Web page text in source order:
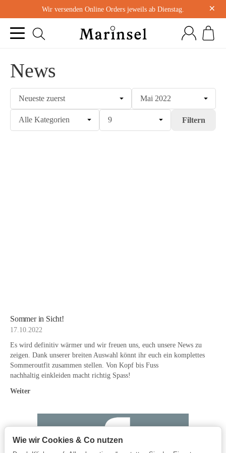
Wir versenden Online Orders jeweils ab Dienstag. ×
News
Filtern
Sommer in Sicht!
17.10.2022
Es wird definitiv wärmer und wir freuen uns, euch unsere News zu
zeigen. Dank unserer breiten Auswahl könnt ihr euch ein komplettes
Sommeroutfit zusammen stellen. Von Kopf bis Fuss
nachhaltig einkleiden macht richtig Spass!
Weiter
Wie wir Cookies & Co nutzen